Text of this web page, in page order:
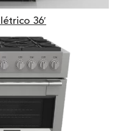
36′